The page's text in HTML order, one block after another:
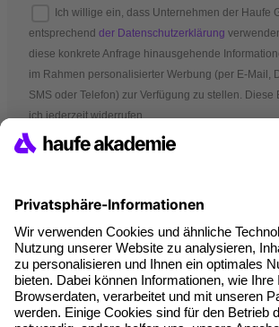
Ich willige ein, dass Unternehmen der Haufe
entsprechend der Datenschutzerklärung
diese konkrete Anfrage hinausgehende
im Rahmen personalisierter Werbung (per E-Mail,
SMS oder Telefon) zur Verfügung zu stellen. Diese
ich jederzeit widerrufen.
AGB